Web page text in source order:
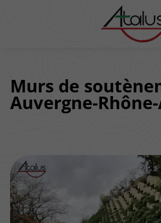
Murs de
Auvergne-